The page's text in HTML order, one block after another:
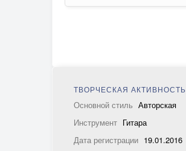
ТВОРЧЕСКАЯ АКТИВНОСТЬ
Основной стиль Авторская
Инструмент Гитара
Дата регистрации 19.01.2016